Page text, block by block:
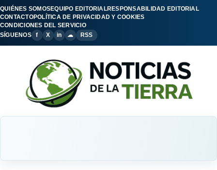
QUIÉNES SOMOSEQUIPO EDITORIALRESPONSABILIDAD EDITORIAL
CONTACTOPOLÍTICA DE PRIVACIDAD Y COOKIES
CONDICIONES DEL SERVICIO
SÍGUENOS
f X in ☁ RSS